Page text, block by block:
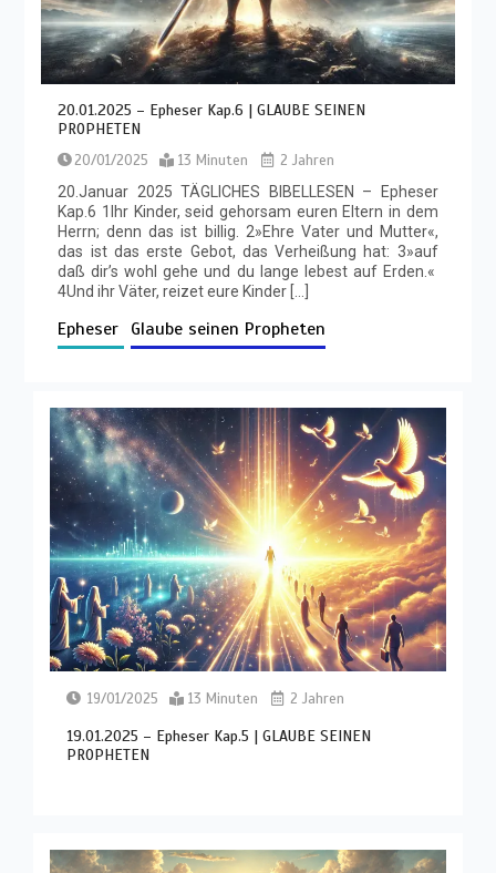
20.01.2025 – Epheser Kap.6 | GLAUBE SEINEN
PROPHETEN
20/01/2025 13 Minuten
2 Jahren
20.Januar 2025 TÄGLICHES BIBELLESEN – Epheser
Kap.6 1Ihr Kinder, seid gehorsam euren Eltern in dem
Herrn; denn das ist billig. 2»Ehre Vater und Mutter«,
das ist das erste Gebot, das Verheißung hat: 3»auf
daß dir’s wohl gehe und du lange lebest auf Erden.«
4Und ihr Väter, reizet eure Kinder […]
Epheser Glaube seinen Propheten
19/01/2025 13 Minuten 2 Jahren
19.01.2025 – Epheser Kap.5 | GLAUBE SEINEN
PROPHETEN